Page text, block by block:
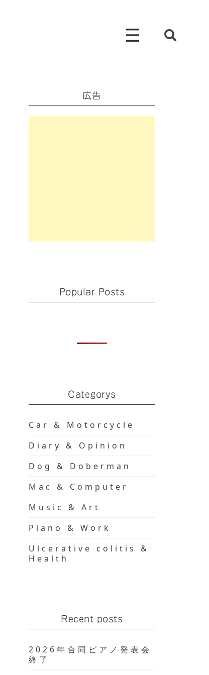
広告
Popular Posts
Categorys
Car & Motorcycle
Diary & Opinion
Dog & Doberman
Mac & Computer
Music & Art
Piano & Work
Ulcerative colitis &
Health
Recent posts
2026年合同ピアノ発表会
終了